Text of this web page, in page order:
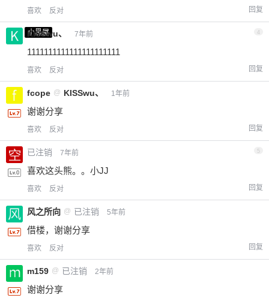
喜欢 反对 回复
小黑屋
KISSwu、 7年前 4
1111111111111111111111
喜欢 反对 回复
fcope @ KISSwu、 1年前
谢谢分享
喜欢 反对 回复
已注销 7年前 5
喜欢这头熊。。小JJ
喜欢 反对 回复
风之所向 @ 已注销 5年前
借楼，谢谢分享
喜欢 反对 回复
m159 @ 已注销 2年前
谢谢分享